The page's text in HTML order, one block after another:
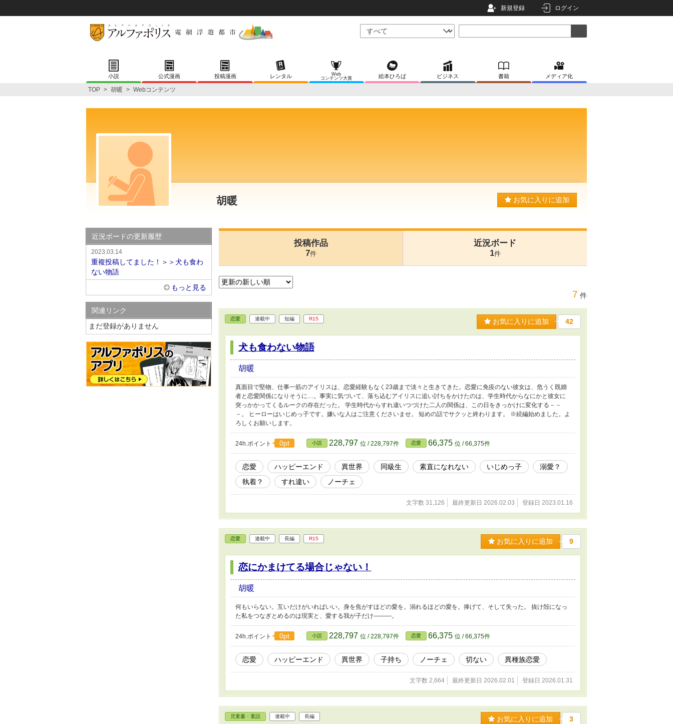
新規登録 ログイン
小説 公式漫画 投稿漫画 レンタル
Web
コンテンツ大賞
絵本ひろば ビジネス 書籍 メディア化
TOP > 胡暖 > Webコンテンツ
胡暖 お気に入りに追加
投稿作品
7件
近況ボード
1件
7 件
恋愛 連載中 短編 R15 お気に入りに追加 42
犬も食わない物語
胡暖
真面目で堅物、仕事一筋のアイリスは、恋愛経験もなく23歳まで淡々と生きてきた。恋愛に免疫のない彼女は、危うく既婚
者と恋愛関係になりそうに…。事実に気づいて、落ち込むアイリスに追い討ちをかけたのは、学生時代からなにかと彼女に
突っかかってくるルークの存在だった。 学生時代からすれ違いつづけた二人の関係は、この日をきっかけに変化する－－
－。 ヒーローはいじめっ子です。嫌いな人はご注意くださいませ。 短めの話でサクッと終わります。 ※続編始めました。よ
ろしくお願いします。
24h.ポイント 0pt 小説 228,797 位 / 228,797件 恋愛 66,375 位 / 66,375件
恋愛 ハッピーエンド 異世界 同級生 素直になれない いじめっ子
溺愛？
執着？
すれ違い ノーチェ
文字数 31,126 最終更新日 2026.02.03 登録日 2023.01.16
恋愛 連載中 長編 R15 お気に入りに追加 9
恋にかまけてる場合じゃない！
胡暖
何もいらない。互いだけがいればいい。身を焦がすほどの愛を。溺れるほどの愛を。捧げて、そして失った。 抜け殻になっ
た私をつなぎとめるのは現実と、愛する我が子だけ―――。
24h.ポイント 0pt 小説 228,797 位 / 228,797件 恋愛 66,375 位 / 66,375件
恋愛 ハッピーエンド 異世界 子持ち ノーチェ 切ない 異種族恋愛
文字数 2,664 最終更新日 2026.02.01 登録日 2026.01.31
児童書・童話 連載中 長編 お気に入りに追加 3
近況ボードの更新履歴
2023.03.14
重複投稿してました！＞＞犬も食わ
ない物語
もっと見る
関連リンク
まだ登録がありません